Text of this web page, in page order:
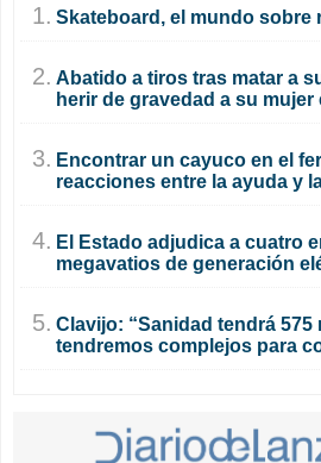
1. Skateboard, el mundo sobre
2. Abatido a tiros tras matar a
herir de gravedad a su mujer
3. Encontrar un cayuco en el
reacciones entre la ayuda y
4. El Estado adjudica a cuatro
megavatios de generación
5. Clavijo: “Sanidad tendrá 575
tendremos complejos para